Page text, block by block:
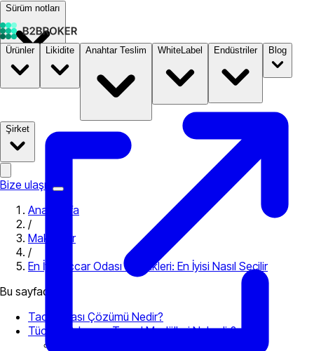
Sürüm notları
Dokümantasyon Fiyatlandırma B2STORE
Ürünler Likidite Anahtar Teslim WhiteLabel Endüstriler Blog
Şirket
Bize ulaşın
Ana Sayfa
/
Makaleler
/
En İyi Tüccar Odası Özellikleri: En İyisi Nasıl Seçilir
Bu sayfada
Tacir Odası Çözümü Nedir?
Tüccar Odasının Temel Modülleri Nelerdir?